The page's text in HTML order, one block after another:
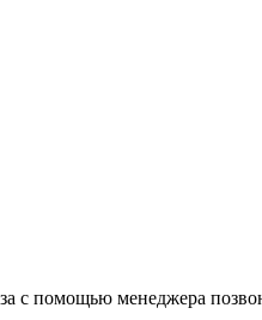
с помощью менеджера